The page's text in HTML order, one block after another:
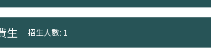
生 招生人數: 1